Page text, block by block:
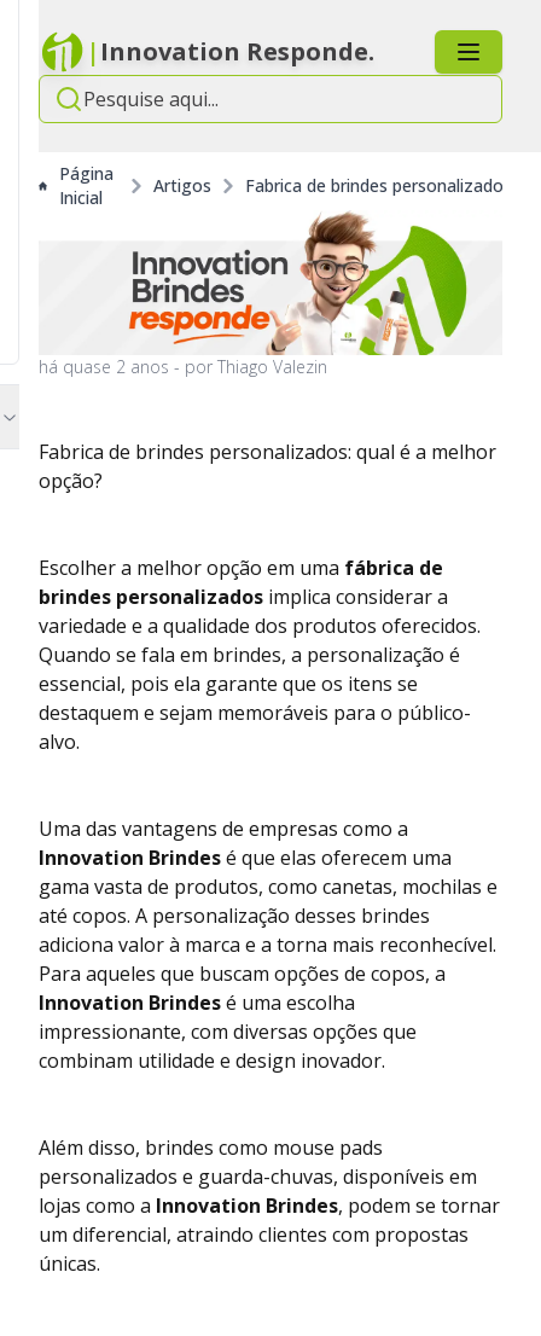
| Innovation Responde.
Página
Inicial
Artigos Fabrica de brindes personalizados:
há quase 2 anos - por Thiago Valezin
Fabrica de brindes personalizados: qual é a melhor
opção?
Escolher a melhor opção em uma fábrica de
brindes personalizados implica considerar a
variedade e a qualidade dos produtos oferecidos.
Quando se fala em brindes, a personalização é
essencial, pois ela garante que os itens se
destaquem e sejam memoráveis para o público-
alvo.
Uma das vantagens de empresas como a
Innovation Brindesé que elas oferecem uma
gama vasta de produtos, como canetas, mochilas e
até copos. A personalização desses brindes
adiciona valor à marca e a torna mais reconhecível.
Para aqueles que buscam opções de copos, a
Innovation Brindesé uma escolha
impressionante, com diversas opções que
combinam utilidade e design inovador.
Além disso, brindes como mouse pads
personalizados e guarda-chuvas, disponíveis em
lojas como a Innovation Brindes, podem se tornar
um diferencial, atraindo clientes com propostas
únicas.